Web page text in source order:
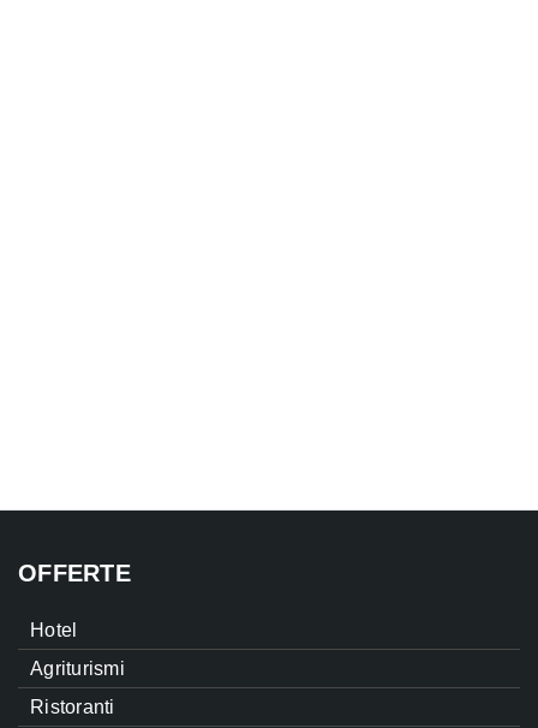
OFFERTE
Hotel
Agriturismi
Ristoranti